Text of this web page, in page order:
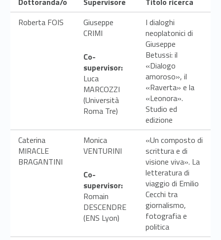
Roberta FOIS
Giuseppe
CRIMI
Co-
supervisor:
Luca
MARCOZZI
(Università
Roma Tre)
I dialoghi
neoplatonici di
Giuseppe
Betussi: il
«Dialogo
amoroso», il
«Raverta» e la
«Leonora».
Studio ed
edizione
Caterina
MIRACLE
BRAGANTINI
Monica
VENTURINI
Co-
supervisor:
Romain
DESCENDRE
(ENS Lyon)
«Un composto di
scrittura e di
visione viva». La
letteratura di
viaggio di Emilio
Cecchi tra
giornalismo,
fotografia e
politica